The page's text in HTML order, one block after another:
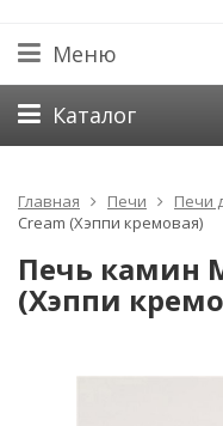
Меню
Каталог
Главная Печи Печи
Cream (Хэппи кремовая)
Печь камин
(Хэппи